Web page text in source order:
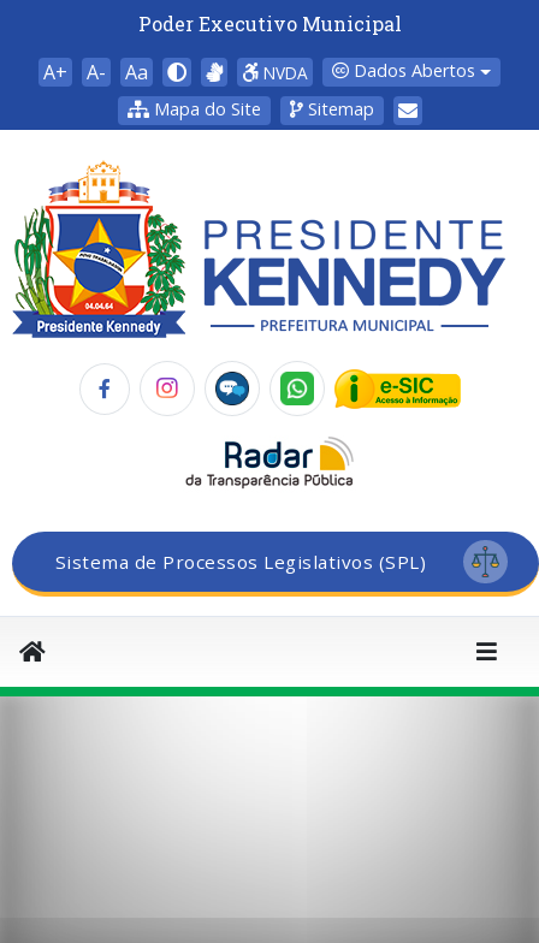
Poder Executivo Municipal
A+ A- Aa NVDA
Dados Abertos
Mapa do Site
Sitemap
Sistema de Processos Legislativos (SPL)